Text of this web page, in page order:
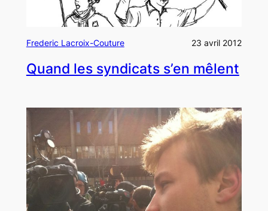
Frederic Lacroix-Couture 23 avril 2012
Quand les syndicats s’en mêlent